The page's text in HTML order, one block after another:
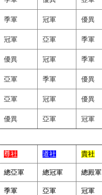
季軍 冠軍 優異
冠軍 亞軍 季軍
優異 冠軍 季軍
亞軍 季軍 優異
亞軍 冠軍 優異
優異 亞軍 冠軍
尊社 道社 貴社
總亞軍 總冠軍 總殿軍
季軍 亞軍 冠軍